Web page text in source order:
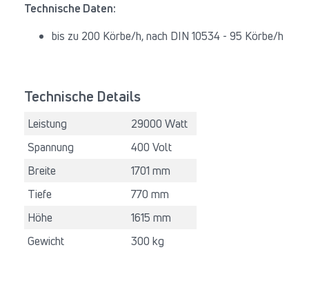
Technische Daten:
bis zu 200 Körbe/h, nach DIN 10534 - 95 Körbe/h
Technische Details
Leistung
29000 Watt
Spannung
400 Volt
Breite
1701 mm
Tiefe
770 mm
Höhe
1615 mm
Gewicht
300 kg